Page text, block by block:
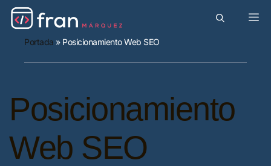
Portada » Posicionamiento Web SEO
Posicionamiento
Web SEO